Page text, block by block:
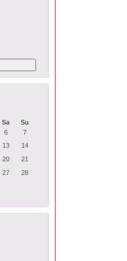
Sa Su
6
7
13
14
20
21
27
28